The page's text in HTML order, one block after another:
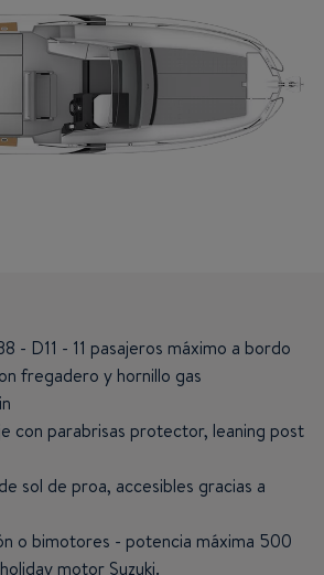
- D11 - 11 pasajeros máximo a bordo
fregadero y hornillo gas
con parabrisas protector, leaning post
sol de proa, accesibles gracias a
o bimotores - potencia máxima 500
motor Suzuki.
en cama dos personas king size, mid-
a dos personas.
microondas y espacios de
aseo y ducha.
bañera con tres asientos que
10 personas.